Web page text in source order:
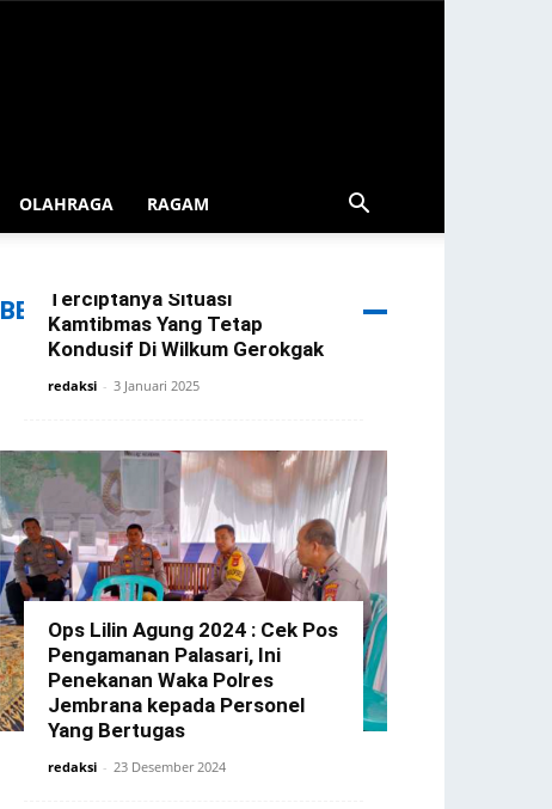
OLAHRAGA RAGAM
BERITA TERBARU
Terciptanya Situasi
Kamtibmas Yang Tetap
Kondusif Di Wilkum Gerokgak
redaksi - 3 Januari 2025
Ops Lilin Agung 2024 : Cek Pos
Pengamanan Palasari, Ini
Penekanan Waka Polres
Jembrana kepada Personel
Yang Bertugas
redaksi - 23 Desember 2024